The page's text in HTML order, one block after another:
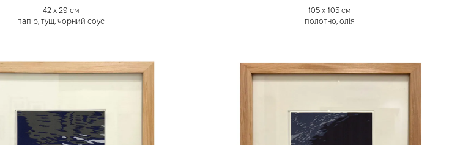
42 х 29 см
папір, туш, чорний соус
105 х 105 см
полотно, олія